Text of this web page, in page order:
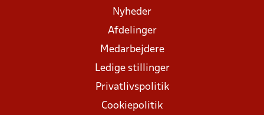
Nyheder
Afdelinger
Medarbejdere
Ledige stillinger
Privatlivspolitik
Cookiepolitik